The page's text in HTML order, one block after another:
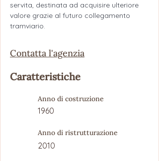
servita, destinata ad acquisire ulteriore
valore grazie al futuro collegamento
tramviario.
Contatta l'agenzia
Caratteristiche
Anno di costruzione
1960
Anno di ristrutturazione
2010